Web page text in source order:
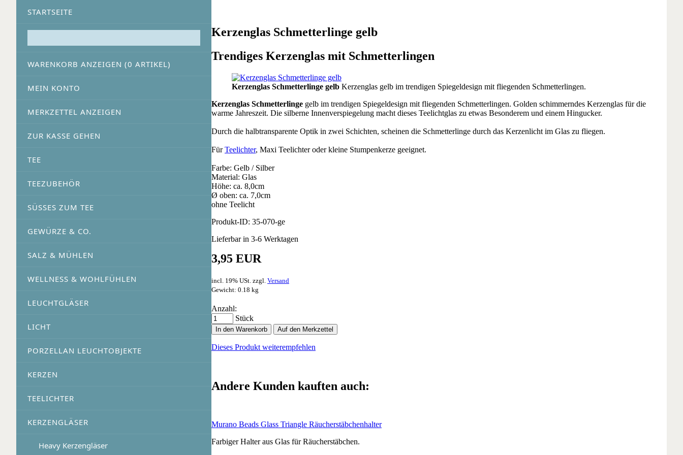
STARTSEITE
WARENKORB ANZEIGEN (0 ARTIKEL)
MEIN KONTO
MERKZETTEL ANZEIGEN
ZUR KASSE GEHEN
TEE
TEEZUBEHÖR
SÜSSES ZUM TEE
GEWÜRZE & CO.
SALZ & MÜHLEN
WELLNESS & WOHLFÜHLEN
LEUCHTGLÄSER
LICHT
PORZELLAN LEUCHTOBJEKTE
KERZEN
TEELICHTER
KERZENGLÄSER
Heavy Kerzengläser
Kerzenglas Schmetterlinge gelb
Trendiges Kerzenglas mit Schmetterlingen
Kerzenglas Schmetterlinge gelb Kerzenglas gelb im trendigen Spiegeldesign mit fliegenden Schmetterlingen.
Kerzenglas Schmetterlinge gelb im trendigen Spiegeldesign mit fliegenden Schmetterlingen. Golden schimmerndes Kerzenglas für die
warme Jahreszeit. Die silberne Innenverspiegelung macht dieses Teelichtglas zu etwas Besonderem und einem Hingucker.
Durch die halbtransparente Optik in zwei Schichten, scheinen die Schmetterlinge durch das Kerzenlicht im Glas zu fliegen.
FürTeelichter, Maxi Teelichter oder kleine Stumpenkerze geeignet.
Farbe: Gelb / Silber
Material: Glas
Höhe: ca. 8,0cm
Ø oben: ca. 7,0cm
ohne Teelicht
Produkt-ID: 35-070-ge
Lieferbar in 3-6 Werktagen
3,95 EUR
incl. 19% USt. zzgl. Versand
Gewicht: 0.18 kg
Anzahl:
Stück
In den Warenkorb Auf den Merkzettel
Dieses Produkt weiterempfehlen
Andere Kunden kauften auch:
Murano Beads Glass Triangle Räucherstäbchenhalter
Farbiger Halter aus Glas für Räucherstäbchen.